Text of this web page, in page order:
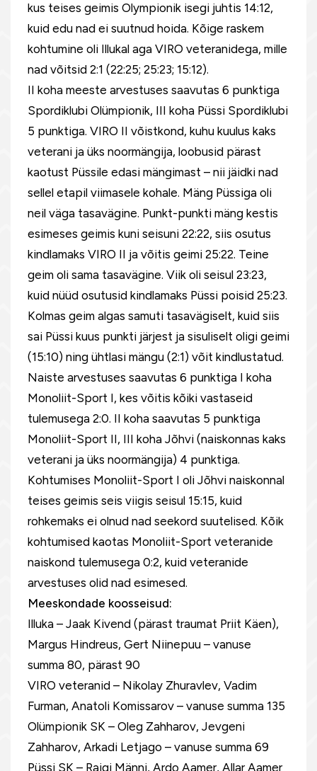
kus teises geimis Olympionik isegi juhtis 14:12,
kuid edu nad ei suutnud hoida. Kõige raskem
kohtumine oli Illukal aga VIRO veteranidega, mille
nad võitsid 2:1 (22:25; 25:23; 15:12).
II koha meeste arvestuses saavutas 6 punktiga
Spordiklubi Olümpionik, III koha Püssi Spordiklubi
5 punktiga. VIRO II võistkond, kuhu kuulus kaks
veterani ja üks noormängija, loobusid pärast
kaotust Püssile edasi mängimast – nii jäidki nad
sellel etapil viimasele kohale. Mäng Püssiga oli
neil väga tasavägine. Punkt-punkti mäng kestis
esimeses geimis kuni seisuni 22:22, siis osutus
kindlamaks VIRO II ja võitis geimi 25:22. Teine
geim oli sama tasavägine. Viik oli seisul 23:23,
kuid nüüd osutusid kindlamaks Püssi poisid 25:23.
Kolmas geim algas samuti tasavägiselt, kuid siis
sai Püssi kuus punkti järjest ja sisuliselt oligi geimi
(15:10) ning ühtlasi mängu (2:1) võit kindlustatud.
Naiste arvestuses saavutas 6 punktiga I koha
Monoliit-Sport I, kes võitis kõiki vastaseid
tulemusega 2:0. II koha saavutas 5 punktiga
Monoliit-Sport II, III koha Jõhvi (naiskonnas kaks
veterani ja üks noormängija) 4 punktiga.
Kohtumises Monoliit-Sport I oli Jõhvi naiskonnal
teises geimis seis viigis seisul 15:15, kuid
rohkemaks ei olnud nad seekord suutelised. Kõik
kohtumised kaotas Monoliit-Sport veteranide
naiskond tulemusega 0:2, kuid veteranide
arvestuses olid nad esimesed.
Meeskondade koosseisud:
Illuka – Jaak Kivend (pärast traumat Priit Käen),
Margus Hindreus, Gert Niinepuu – vanuse
summa 80, pärast 90
VIRO veteranid – Nikolay Zhuravlev, Vadim
Furman, Anatoli Komissarov – vanuse summa 135
Olümpionik SK – Oleg Zahharov, Jevgeni
Zahharov, Arkadi Letjago – vanuse summa 69
Püssi SK – Raigi Männi, Ardo Aamer, Allar Aamer